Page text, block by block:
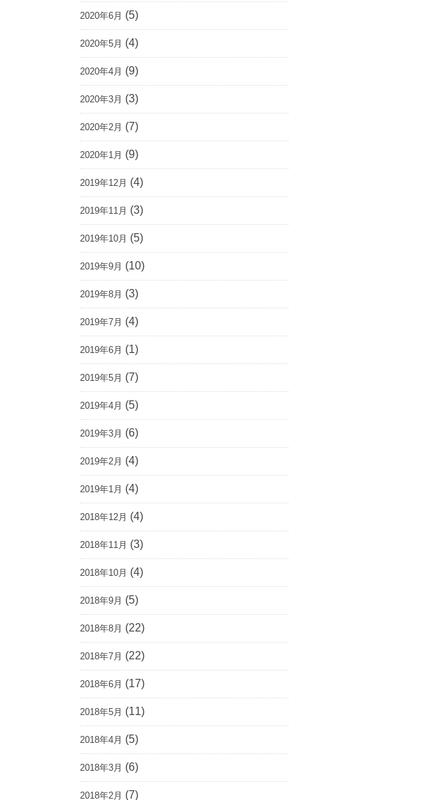
2020年6月 (5)
2020年5月 (4)
2020年4月 (9)
2020年3月 (3)
2020年2月 (7)
2020年1月 (9)
2019年12月 (4)
2019年11月 (3)
2019年10月 (5)
2019年9月 (10)
2019年8月 (3)
2019年7月 (4)
2019年6月 (1)
2019年5月 (7)
2019年4月 (5)
2019年3月 (6)
2019年2月 (4)
2019年1月 (4)
2018年12月 (4)
2018年11月 (3)
2018年10月 (4)
2018年9月 (5)
2018年8月 (22)
2018年7月 (22)
2018年6月 (17)
2018年5月 (11)
2018年4月 (5)
2018年3月 (6)
2018年2月 (7)